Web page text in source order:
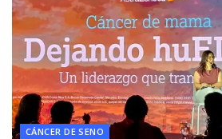
CÁNCER DE SENO